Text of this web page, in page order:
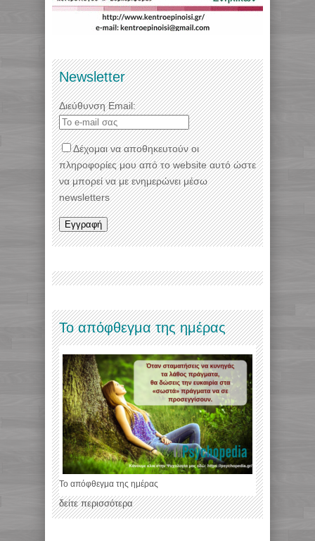
Newsletter
Διεύθυνση Email:
Δέχομαι να αποθηκευτούν οι
πληροφορίες μου από το website αυτό ώστε
να μπορεί να με ενημερώνει μέσω
newsletters
Το απόφθεγμα της ημέρας
Το απόφθεγμα της ημέρας
δείτε περισσότερα